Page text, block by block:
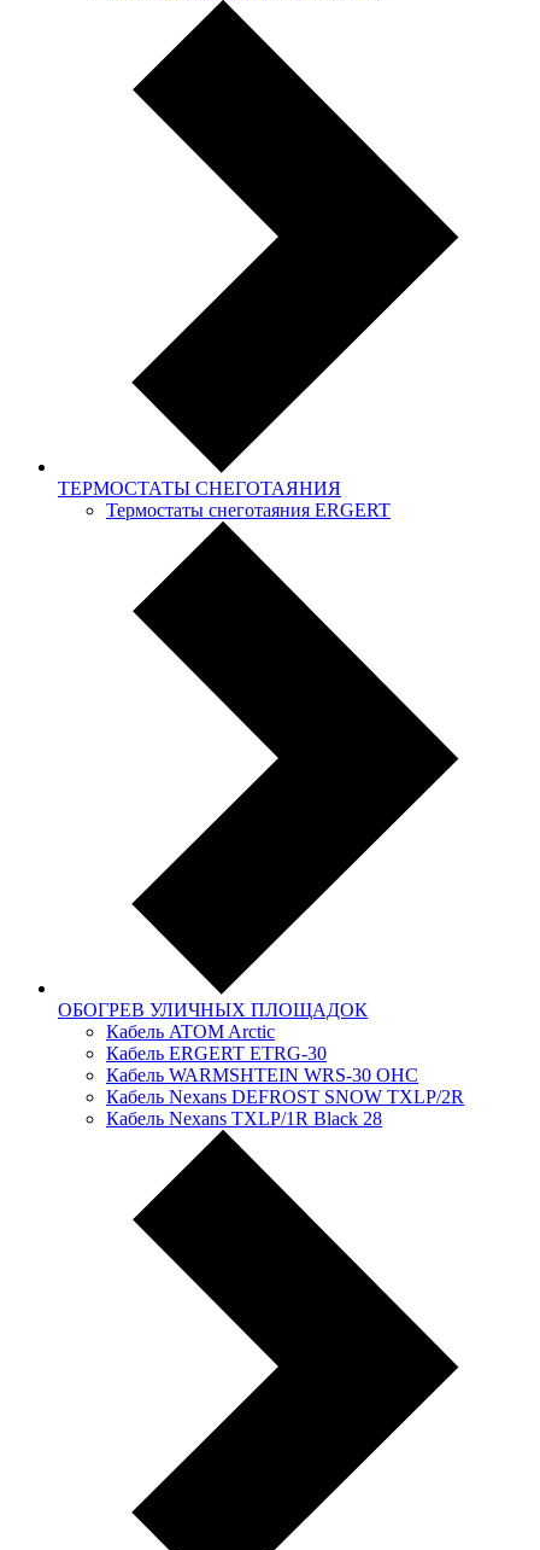
ТЕРМОСТАТЫ СНЕГОТАЯНИЯ
Термостаты снеготаяния ERGERT
ОБОГРЕВ УЛИЧНЫХ ПЛОЩАДОК
Кабель ATOM Arctic
Кабель ERGERT ETRG-30
Кабель WARMSHTEIN WRS-30 OHC
Кабель Nexans DЕFRОSТ SNOW TXLР/2R
Кабель Nexans TXLP/1R Black 28